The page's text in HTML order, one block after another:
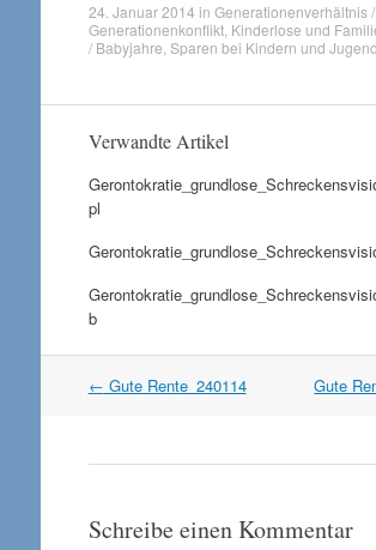
24. Januar 2014 in Generationenverhältnis /
Generationenkonflikt, Kinderlose und
/ Babyjahre,Sparen bei Kindern und
Verwandte Artikel
pl
b
Artikel
← Gute Rente_240114 Gute
Schreibe einen Kommentar